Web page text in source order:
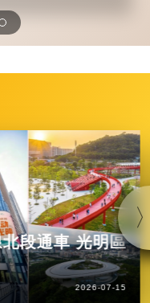
段通車 光明區
2026-07-15